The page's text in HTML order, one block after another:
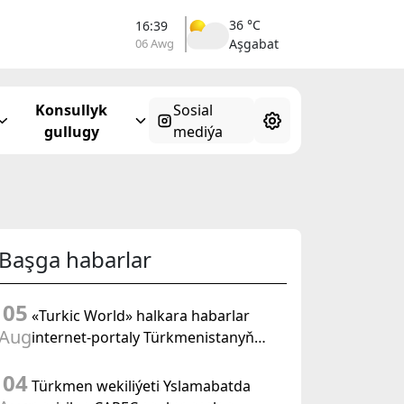
16:39
06 Awg
36 °C
Aşgabat
Konsullyk
gullugy
Sosial
mediýa
Başga habarlar
05 «Turkic World» halkara habarlar
internet-portaly Türkmenistanyň
taýýarlygy we onuň geçirilşini giňden
04 Türkmen wekiliýeti Yslamabatda